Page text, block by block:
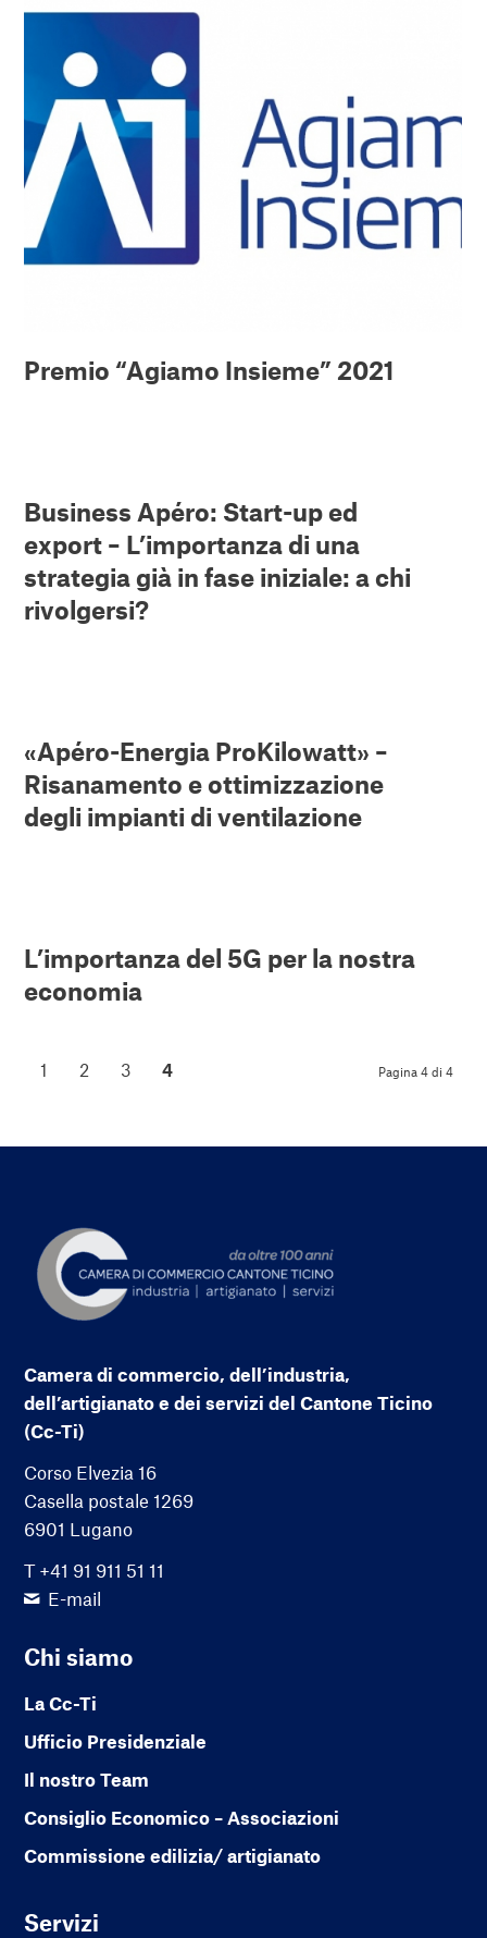
Premio “Agiamo Insieme” 2021
Business Apéro: Start-up ed
export – L’importanza di una
strategia già in fase iniziale: a chi
rivolgersi?
«Apéro-Energia ProKilowatt» –
Risanamento e ottimizzazione
degli impianti di ventilazione
L’importanza del 5G per la nostra
economia
Pagina 4 di 4
1 2 3 4
Camera di commercio, dell’industria,
dell’artigianato e dei servizi del Cantone Ticino
(Cc-Ti)
Corso Elvezia 16
Casella postale 1269
6901 Lugano
T +41 91 911 51 11
E-mail
Chi siamo
La Cc-Ti
Ufficio Presidenziale
Il nostro Team
Consiglio Economico – Associazioni
Commissione edilizia/ artigianato
Servizi